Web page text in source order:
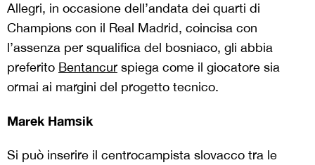
Allegri, in occasione dell’andata dei quarti di
Champions con il Real Madrid, coincisa con
l’assenza per squalifica del bosniaco, gli abbia
preferito Bentancur spiega come il giocatore sia
ormai ai margini del progetto tecnico.
Marek Hamsik
Si può inserire il centrocampista slovacco tra le